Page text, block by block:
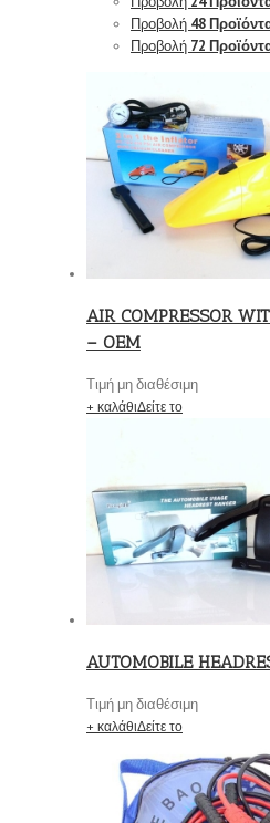
Προβολή 48
Προβολή 72
AIR COMPRESSOR
– OEM
Τιμή μη διαθέσιμη
+ καλάθιΔείτε το
AUTOMOBILE
Τιμή μη διαθέσιμη
+ καλάθιΔείτε το